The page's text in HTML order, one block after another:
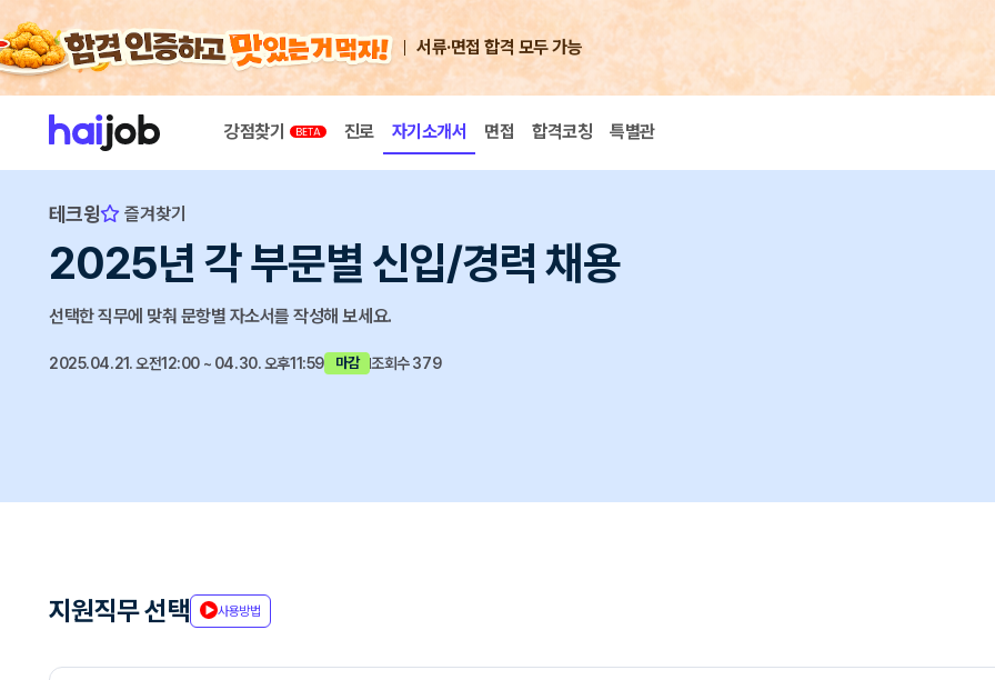
서류·면접 합격 모두 가능
강점찾기 진로 자기소개서 면접 합격코칭 특별관
테크윙 즐겨찾기
2025년 각 부문별 신입/경력 채용
선택한 직무에 맞춰 문항별 자소서를 작성해 보세요.
2025.04.21. 오전12:00 ~ 04.30. 오후11:59 마감 조회수 379
지원직무 선택 사용방법